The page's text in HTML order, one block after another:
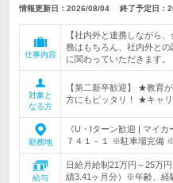
情報更新日：2026/08/04 終了予定日：
仕事内容
【社内外と連携しながら
務はもちろん、社内外と
に関わっていただきます。
対象と
なる方
【第二新卒歓迎】 ★教育
方にもピッタリ！ ★キャ
勤務地
《U・Iターン歓迎 | マイ
７４１－１ ※駐車場完備
給与
日給月給制21万円～25万
績3.41ヶ月分）※年齢、経